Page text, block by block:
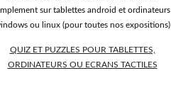
sur tablettes android et ordinateurs
ou linux (pour toutes nos expositions)
QUIZ ET PUZZLES POUR TABLETTES,
ORDINATEURS OU ECRANS TACTILES